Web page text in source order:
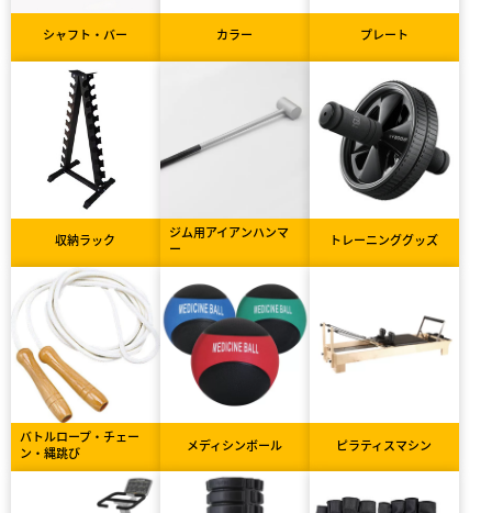
シャフト・バー カラー プレート
収納ラック
ジム用アイアンハンマ
ー
トレーニンググッズ
バトルロープ・チェー
ン・縄跳び
メディシンボール ピラティスマシン